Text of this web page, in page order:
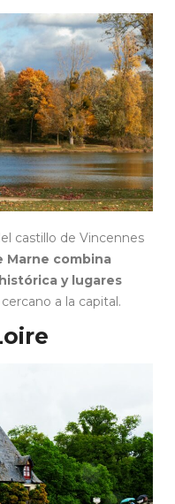
castillo de Vincennes
Marne combina
y lugares
a la capital.